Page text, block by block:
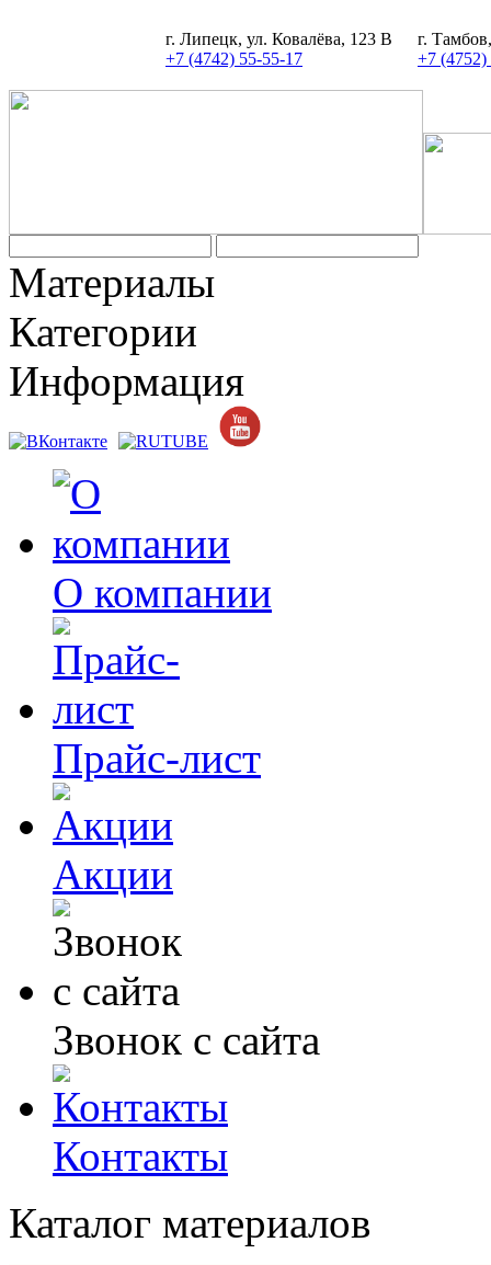
г. Липецк, ул. Ковалёва, 123 В
+7 (4742) 55-55-17
г.
+7 (4752)
Материалы
Категории
Информация
О компании
Прайс-лист
Акции
Звонок с сайта
Контакты
Каталог материалов
Задать вопрос